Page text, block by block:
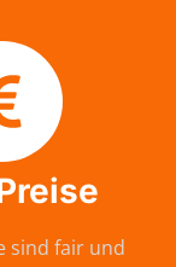
sind fair und